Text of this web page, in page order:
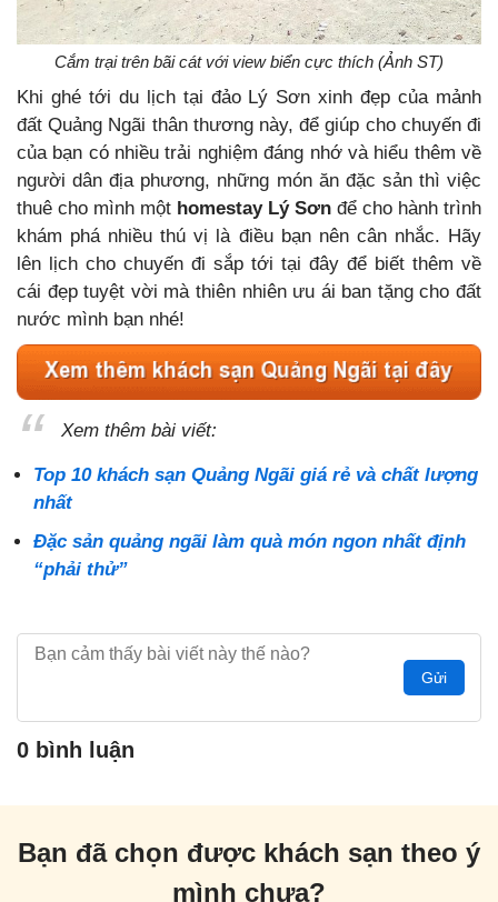
Cắm trại trên bãi cát với view biển cực thích (Ảnh ST)
Khi ghé tới du lịch tại đảo Lý Sơn xinh đẹp của mảnh
đất Quảng Ngãi thân thương này, để giúp cho chuyến đi
của bạn có nhiều trải nghiệm đáng nhớ và hiểu thêm về
người dân địa phương, những món ăn đặc sản thì việc
thuê cho mình một homestay Lý Sơn để cho hành trình
khám phá nhiều thú vị là điều bạn nên cân nhắc. Hãy
lên lịch cho chuyến đi sắp tới tại đây để biết thêm về
cái đẹp tuyệt vời mà thiên nhiên ưu ái ban tặng cho đất
nước mình bạn nhé!
Xem thêm bài viết:
Top 10 khách sạn Quảng Ngãi giá rẻ và chất lượng
nhất
Đặc sản quảng ngãi làm quà món ngon nhất định
“phải thử”
Gửi
0 bình luận
Bạn đã chọn được khách sạn theo ý
mình chưa?